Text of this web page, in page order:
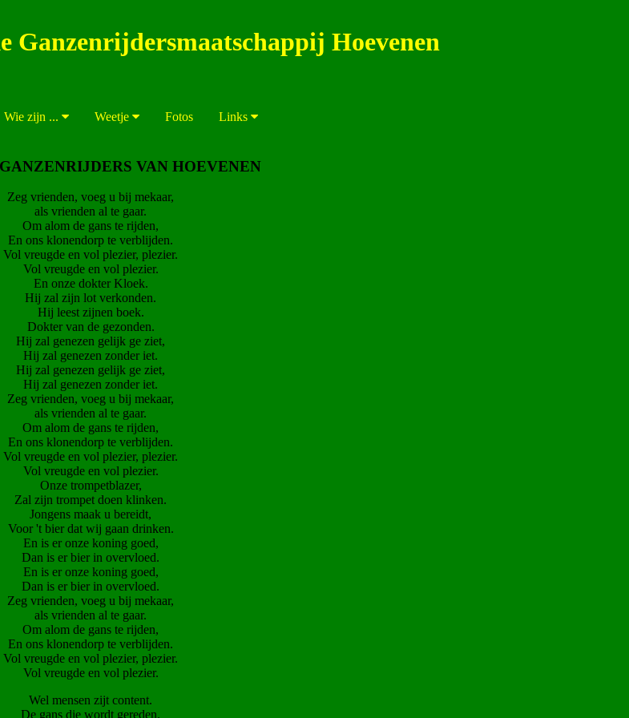
Hoevenen
Wie zijn ... Weetje Fotos Links
VAN HOEVENEN
Zeg vrienden, voeg u bij mekaar,
als vrienden al te gaar.
Om alom de gans te rijden,
En ons klonendorp te verblijden.
Vol vreugde en vol plezier, plezier.
Vol vreugde en vol plezier.
En onze dokter Kloek.
Hij zal zijn lot verkonden.
Hij leest zijnen boek.
Dokter van de gezonden.
Hij zal genezen gelijk ge ziet,
Hij zal genezen zonder iet.
Hij zal genezen gelijk ge ziet,
Hij zal genezen zonder iet.
Zeg vrienden, voeg u bij mekaar,
als vrienden al te gaar.
Om alom de gans te rijden,
En ons klonendorp te verblijden.
Vol vreugde en vol plezier, plezier.
Vol vreugde en vol plezier.
Onze trompetblazer,
Zal zijn trompet doen klinken.
Jongens maak u bereidt,
Voor 't bier dat wij gaan drinken.
En is er onze koning goed,
Dan is er bier in overvloed.
En is er onze koning goed,
Dan is er bier in overvloed.
Zeg vrienden, voeg u bij mekaar,
als vrienden al te gaar.
Om alom de gans te rijden,
En ons klonendorp te verblijden.
Vol vreugde en vol plezier, plezier.
Vol vreugde en vol plezier.
Wel mensen zijt content.
De gans die wordt gereden.